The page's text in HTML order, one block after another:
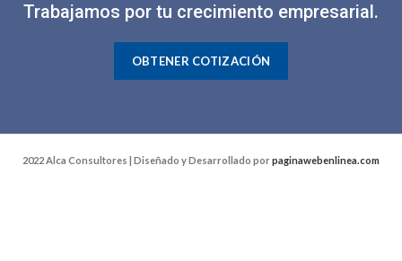
Trabajamos por tu crecimiento empresarial.
OBTENER COTIZACIÓN
2022 Alca Consultores | Diseñado y Desarrollado porpaginawebenlinea.com